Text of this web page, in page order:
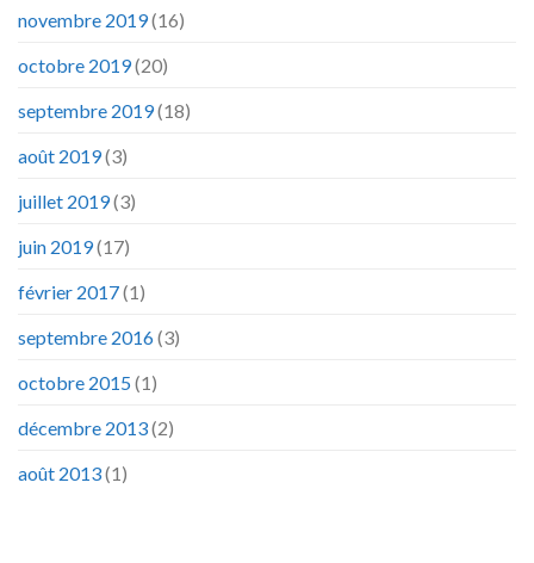
novembre 2019(16)
octobre 2019(20)
septembre 2019(18)
août 2019(3)
juillet 2019(3)
juin 2019(17)
février 2017(1)
septembre 2016(3)
octobre 2015(1)
décembre 2013(2)
août 2013(1)